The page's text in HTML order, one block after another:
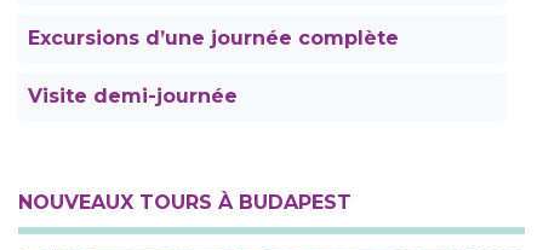
Excursions d’une journée complète
Visite demi-journée
NOUVEAUX TOURS À BUDAPEST